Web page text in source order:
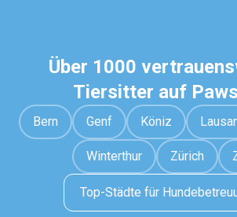
Über 1000
Tiersitter auf
Bern Genf Köniz
Winterthur Zürich
Top-Städte für